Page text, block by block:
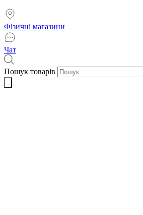
Фізичні магазини
Чат
Пошук товарів